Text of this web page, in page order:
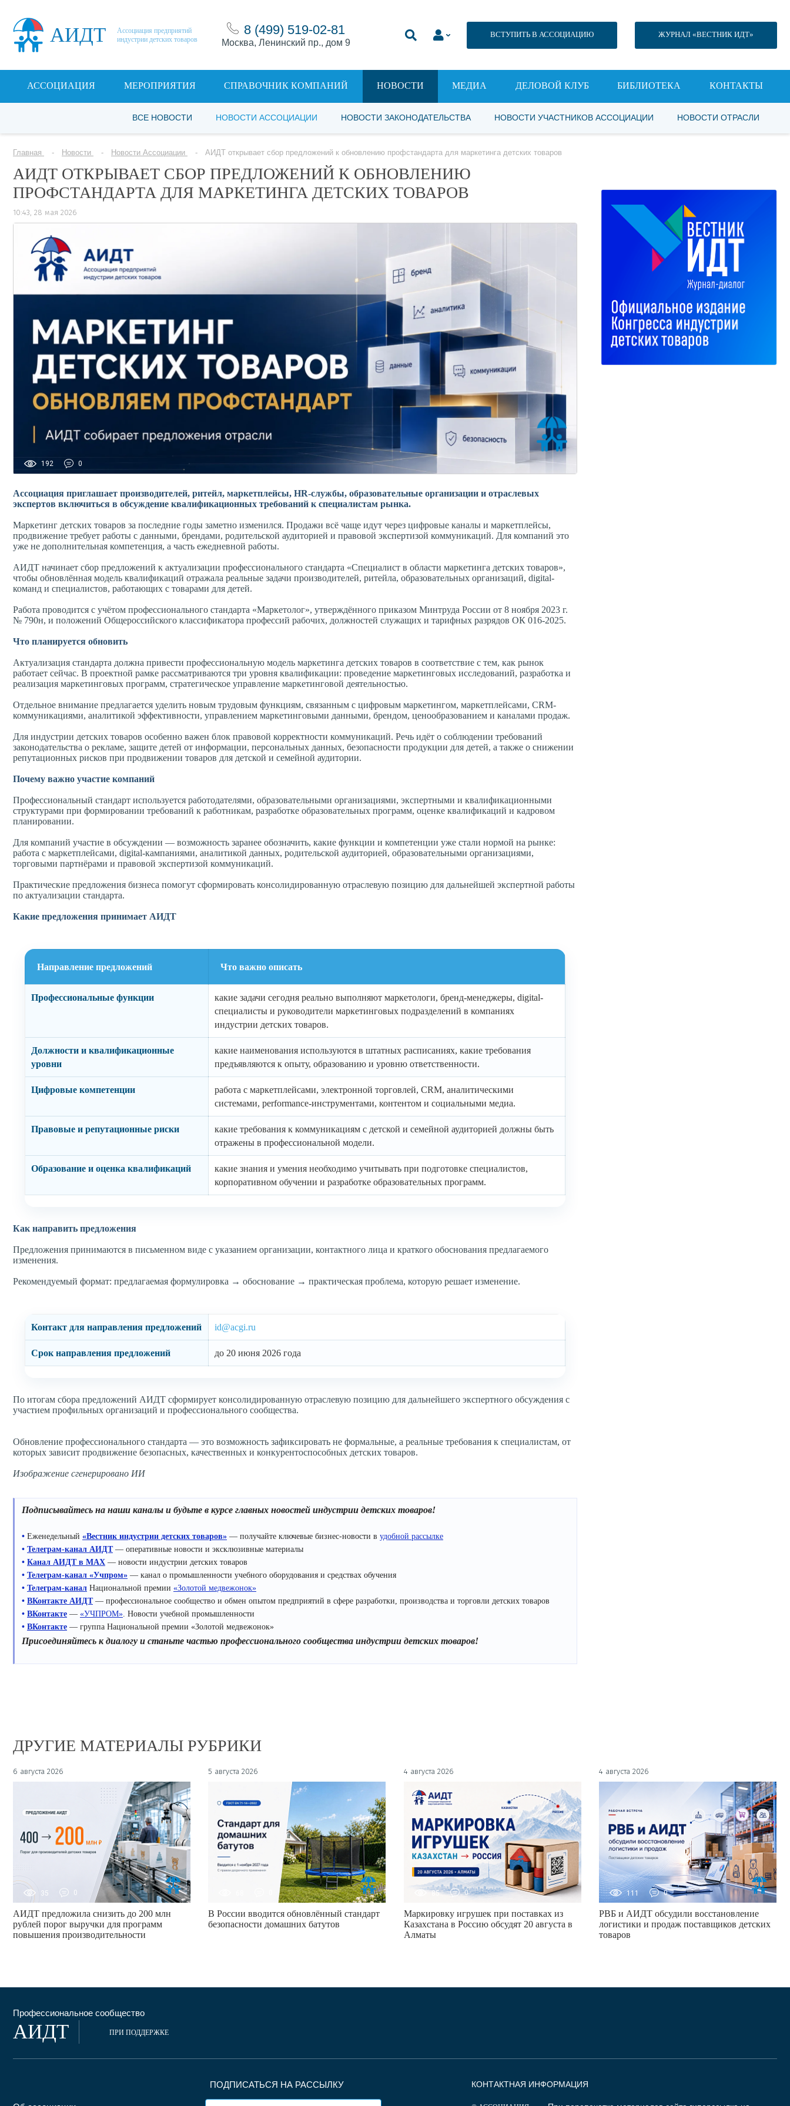
АИДТ
Ассоциация предприятий
индустрии детских товаров
8 (499) 519-02-81
Москва, Ленинский пр., дом 9
ВСТУПИТЬ В АССОЦИАЦИЮ ЖУРНАЛ «ВЕСТНИК ИДТ»
АССОЦИАЦИЯ МЕРОПРИЯТИЯ СПРАВОЧНИК КОМПАНИЙ НОВОСТИ МЕДИА ДЕЛОВОЙ КЛУБ БИБЛИОТЕКА КОНТАКТЫ
ВСЕ НОВОСТИ НОВОСТИ АССОЦИАЦИИ НОВОСТИ ЗАКОНОДАТЕЛЬСТВА НОВОСТИ УЧАСТНИКОВ АССОЦИАЦИИ НОВОСТИ ОТРАСЛИ
Главная Новости Новости Ассоциации АИДТ открывает сбор предложений к обновлению профстандарта для маркетинга детских товаров
АИДТ ОТКРЫВАЕТ СБОР ПРЕДЛОЖЕНИЙ К ОБНОВЛЕНИЮ
ПРОФСТАНДАРТА ДЛЯ МАРКЕТИНГА ДЕТСКИХ ТОВАРОВ
10:43, 28 мая 2026
192 0
Ассоциация приглашает производителей, ритейл, маркетплейсы, HR-службы, образовательные организации и отраслевых
экспертов включиться в обсуждение квалификационных требований к специалистам рынка.
Маркетинг детских товаров за последние годы заметно изменился. Продажи всё чаще идут через цифровые каналы и маркетплейсы,
продвижение требует работы с данными, брендами, родительской аудиторией и правовой экспертизой коммуникаций. Для компаний это
уже не дополнительная компетенция, а часть ежедневной работы.
АИДТ начинает сбор предложений к актуализации профессионального стандарта «Специалист в области маркетинга детских товаров»,
чтобы обновлённая модель квалификаций отражала реальные задачи производителей, ритейла, образовательных организаций, digital-
команд и специалистов, работающих с товарами для детей.
Работа проводится с учётом профессионального стандарта «Маркетолог», утверждённого приказом Минтруда России от 8 ноября 2023 г.
№ 790н, и положений Общероссийского классификатора профессий рабочих, должностей служащих и тарифных разрядов ОК 016-2025.
Что планируется обновить
Актуализация стандарта должна привести профессиональную модель маркетинга детских товаров в соответствие с тем, как рынок
работает сейчас. В проектной рамке рассматриваются три уровня квалификации: проведение маркетинговых исследований, разработка и
реализация маркетинговых программ, стратегическое управление маркетинговой деятельностью.
Отдельное внимание предлагается уделить новым трудовым функциям, связанным с цифровым маркетингом, маркетплейсами, CRM-
коммуникациями, аналитикой эффективности, управлением маркетинговыми данными, брендом, ценообразованием и каналами продаж.
Для индустрии детских товаров особенно важен блок правовой корректности коммуникаций. Речь идёт о соблюдении требований
законодательства о рекламе, защите детей от информации, персональных данных, безопасности продукции для детей, а также о снижении
репутационных рисков при продвижении товаров для детской и семейной аудитории.
Почему важно участие компаний
Профессиональный стандарт используется работодателями, образовательными организациями, экспертными и квалификационными
структурами при формировании требований к работникам, разработке образовательных программ, оценке квалификаций и кадровом
планировании.
Для компаний участие в обсуждении — возможность заранее обозначить, какие функции и компетенции уже стали нормой на рынке:
работа с маркетплейсами, digital-кампаниями, аналитикой данных, родительской аудиторией, образовательными организациями,
торговыми партнёрами и правовой экспертизой коммуникаций.
Практические предложения бизнеса помогут сформировать консолидированную отраслевую позицию для дальнейшей экспертной работы
по актуализации стандарта.
Какие предложения принимает АИДТ
Направление предложений Что важно описать
Профессиональные функции
какие задачи сегодня реально выполняют маркетологи, бренд-менеджеры, digital-
специалисты и руководители маркетинговых подразделений в компаниях
индустрии детских товаров.
Должности и квалификационные
уровни
какие наименования используются в штатных расписаниях, какие требования
предъявляются к опыту, образованию и уровню ответственности.
Цифровые компетенции
работа с маркетплейсами, электронной торговлей, CRM, аналитическими
системами, performance-инструментами, контентом и социальными медиа.
Правовые и репутационные риски
какие требования к коммуникациям с детской и семейной аудиторией должны быть
отражены в профессиональной модели.
Образование и оценка квалификаций
какие знания и умения необходимо учитывать при подготовке специалистов,
корпоративном обучении и разработке образовательных программ.
Как направить предложения
Предложения принимаются в письменном виде с указанием организации, контактного лица и краткого обоснования предлагаемого
изменения.
Рекомендуемый формат: предлагаемая формулировка → обоснование → практическая проблема, которую решает изменение.
Контакт для направления предложений id@acgi.ru
Срок направления предложений до 20 июня 2026 года
По итогам сбора предложений АИДТ сформирует консолидированную отраслевую позицию для дальнейшего экспертного обсуждения с
участием профильных организаций и профессионального сообщества.
Обновление профессионального стандарта — это возможность зафиксировать не формальные, а реальные требования к специалистам, от
которых зависит продвижение безопасных, качественных и конкурентоспособных детских товаров.
Изображение сгенерировано ИИ
Подписывайтесь на наши каналы и будьте в курсе главных новостей индустрии детских товаров!
• Еженедельный «Вестник индустрии детских товаров» — получайте ключевые бизнес-новости в удобной рассылке
• Телеграм-канал АИДТ— оперативные новости и эксклюзивные материалы
• Канал АИДТ в MAX — новости индустрии детских товаров
• Телеграм-канал «Учпром» — канал о промышленности учебного оборудования и средствах обучения
• Телеграм-канал Национальной премии «Золотой медвежонок»
• ВКонтакте АИДТ— профессиональное сообщество и обмен опытом предприятий в сфере разработки, производства и торговли детских товаров
• ВКонтакте — «УЧПРОМ». Новости учебной промышленности
• ВКонтакте — группа Национальной премии «Золотой медвежонок»
Присоединяйтесь к диалогу и станьте частью профессионального сообщества индустрии детских товаров!
ДРУГИЕ МАТЕРИАЛЫ РУБРИКИ
6 августа 2026
35 0
АИДТ предложила снизить до 200 млн
рублей порог выручки для программ
повышения производительности
5 августа 2026
В России вводится обновлённый стандарт
безопасности домашних батутов
4 августа 2026
85 0
Маркировку игрушек при поставках из
Казахстана в Россию обсудят 20 августа в
Алматы
4 августа 2026
111 0
РВБ и АИДТ обсудили восстановление
логистики и продаж поставщиков детских
товаров
Профессиональное сообщество
АИДТ ПРИ ПОДДЕРЖКЕ
ПОДПИСАТЬСЯ НА РАССЫЛКУ КОНТАКТНАЯ ИНФОРМАЦИЯ